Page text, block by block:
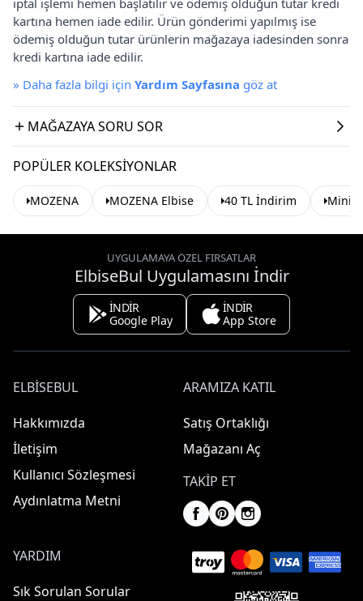
kartına hemen iade edilir. Ürün gönderimi yapılmış ise
ödemiş olduğun tutar ürünlerin mağazaya iadesinden sonra
kredi kartına iade edilir.
» Daha fazla bilgi için Yardım Sayfasına göz at
MAĞAZAYA SORU SOR
POPÜLER KOLEKSIYONLAR
MOZENA MOZENA Elbise 40 TL İndirim Mini
UYGULAMAYA ÖZEL FIRSATLAR
ElbiseBul Uygulamasını İndir
İNDİR
Google Play
İNDİR
App Store
ELBISEBUL
Hakkımızda
İletişim
Kullanıcı Sözleşmesi
Aydınlatma Metni
ARAMIZA KATIL
Satış Ortaklığı
Mağazanı Aç
TAKIP ET
YARDIM
Sık Sorulan Sorular